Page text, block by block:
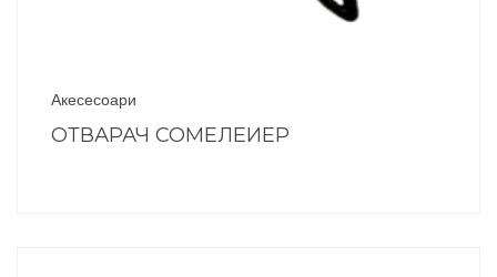
Акесесоари
ОТВАРАЧ СОМЕЛЕИЕР